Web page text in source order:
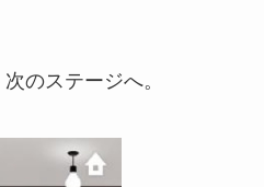
次のステージへ。